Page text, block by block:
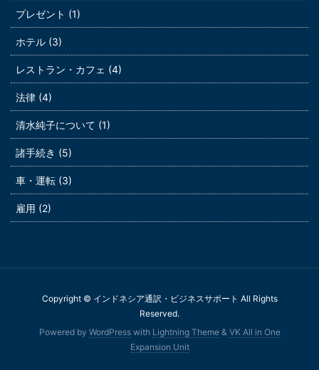
プレゼント (1)
ホテル (3)
レストラン・カフェ (4)
法律 (4)
清水純子について (1)
諸手続き (5)
車・運転 (3)
雇用 (2)
Copyright © インドネシア通訳・ビジネスサポート All Rights
Reserved.
Powered by WordPresswith Lightning Theme& VK All in One
Expansion Unit